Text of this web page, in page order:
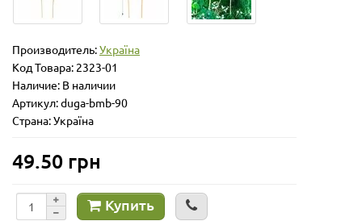
Производитель:Україна
Код Товара: 2323-01
Наличие: В наличии
Артикул: duga-bmb-90
Страна: Україна
49.50 грн
Купить